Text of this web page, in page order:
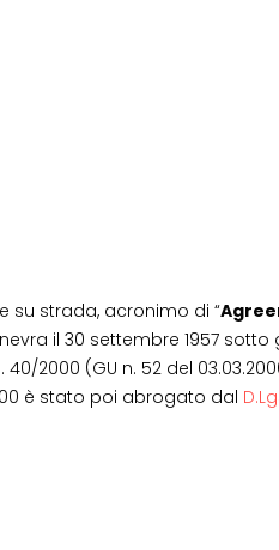
su strada, acronimo di “
il 30 settembre 1957
2000 (GU n. 52 del
è stato poi abrogato dal